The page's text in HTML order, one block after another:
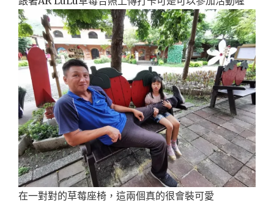
在一對對的草莓座椅，這兩個真的很會裝可愛